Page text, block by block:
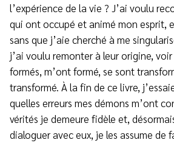
l’expérience de la vie ? J’ai voulu
qui ont occupé et animé mon esprit,
sans que j’aie cherché à me
j’ai voulu remonter à leur origine,
formés, m’ont formé, se sont
transformé. À la fin de ce livre,
quelles erreurs mes démons m’ont
vérités je demeure fidèle et,
dialoguer avec eux, je les assume de